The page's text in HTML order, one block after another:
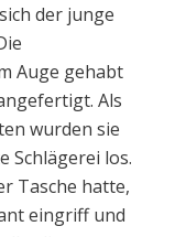
der junge
Auge gehabt
Als
wurden sie
Schlägerei los.
Tasche hatte,
eingriff und